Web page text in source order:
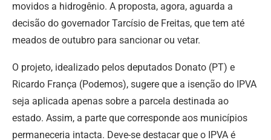
movidos a hidrogênio. A proposta, agora, aguarda a
decisão do governador Tarcísio de Freitas, que tem até
meados de outubro para sancionar ou vetar.
O projeto, idealizado pelos deputados Donato (PT) e
Ricardo França (Podemos), sugere que a isenção do IPVA
seja aplicada apenas sobre a parcela destinada ao
estado. Assim, a parte que corresponde aos municípios
permaneceria intacta. Deve-se destacar que o IPVA é